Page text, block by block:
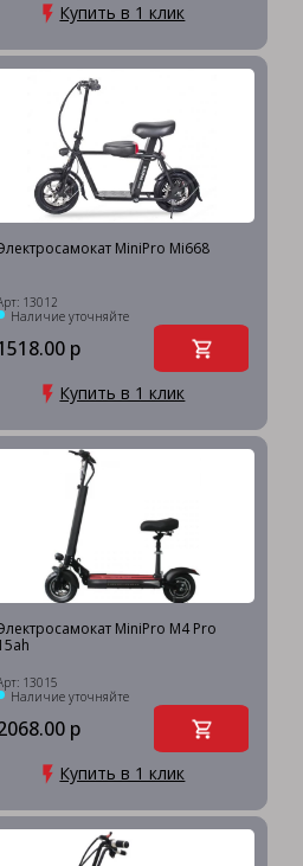
Купить в 1 клик
MiniPro Mi668
13012
Наличие уточняйте
р
Купить в 1 клик
MiniPro M4 Pro
13015
Наличие уточняйте
р
Купить в 1 клик